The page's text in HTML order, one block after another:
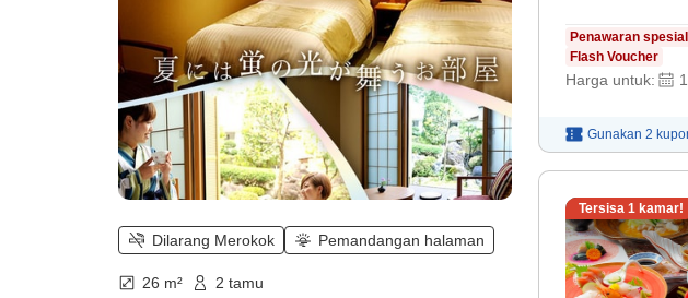
Dilarang Merokok Pemandangan halaman
26 m² 2 tamu
Penawaran
Flash Voucher
Harga untuk: 1
Gunakan 2
Tersisa 1 kamar!